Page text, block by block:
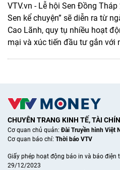
VTV.vn - Lễ hội Sen Đồng
Sen kể chuyện” sẽ diễn ra từ
Cao Lãnh, quy tụ nhiều hoạt
mại và xúc tiến đầu tư gắn với
CHUYÊN TRANG KINH TẾ, TÀI
Cơ quan chủ quản:Đài Truyền hình Việt
Cơ quan báo chí: Thời báo VTV
Giấy phép hoạt động báo in và báo điện
29/12/2023